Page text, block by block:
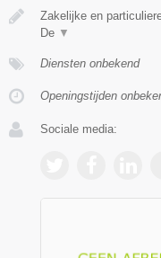
Zakelijke en
De ▼
Diensten onbekend
Openingstijden
Sociale media: